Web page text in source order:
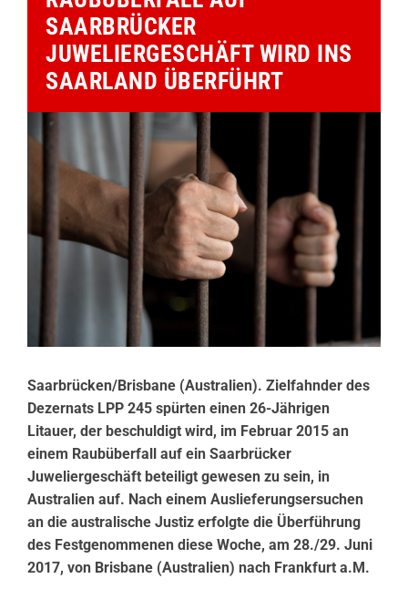
SAARBRÜCKER
JUWELIERGESCHÄFT WIRD INS
SAARLAND ÜBERFÜHRT
Saarbrücken/Brisbane (Australien). Zielfahnder des
Dezernats LPP 245 spürten einen 26-Jährigen
Litauer, der beschuldigt wird, im Februar 2015 an
einem Raubüberfall auf ein Saarbrücker
Juweliergeschäft beteiligt gewesen zu sein, in
Australien auf. Nach einem Auslieferungsersuchen
an die australische Justiz erfolgte die Überführung
des Festgenommenen diese Woche, am 28./29. Juni
2017, von Brisbane (Australien) nach Frankfurt a.M.